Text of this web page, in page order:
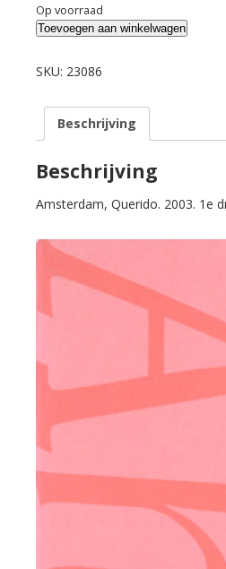
Op voorraad
Schouwenaar,
Van
woord
aantal
Toevoegen aan winkelwagen
SKU: 23086
Beschrijving
Beschrijving
Amsterdam, Querido. 2003. 1e